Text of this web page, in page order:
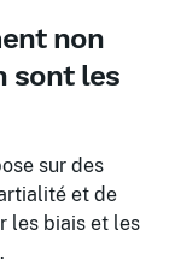
non
sont les
sur des
et de
les biais et les